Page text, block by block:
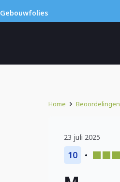
Gebouwfolies
Home Beoordelingen
23 juli 2025
10